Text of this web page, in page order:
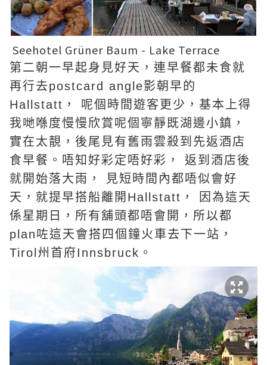
Seehotel Grüner Baum - Lake Terrace
第二朝一早起身見好天，連早餐都未食就
再行去postcard angle影朝早的
Hallstatt， 呢個時間遊客更少，基本上得
我哋喺度慢慢欣賞呢個寧靜既湖邊小鎮，
實在太靚，後尾見有舊雨雲殺到先返酒店
食早餐。唔知好彩定唔好彩， 返到酒店後
就開始落大雨， 見短時間內都唔似會好
天，就提早搭船離開Hallstatt， 因為這天
係星期日，所有舖頭都唔會開，所以都
plan咗這天會搭四個鐘火車去下一站，
Tirol州首府Innsbruck。